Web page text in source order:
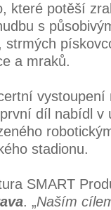
které potěší
s
strmých
a mraků.
vystoupení
díl nabídl v
stadionu.
SMART
. „Naším